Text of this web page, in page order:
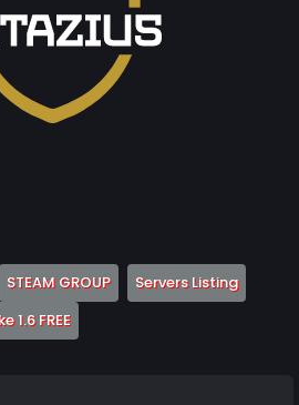
a new tab)
STEAM GROUP(Opens a new tab)
Servers Listing(Opens
FREE(Opens a new tab)